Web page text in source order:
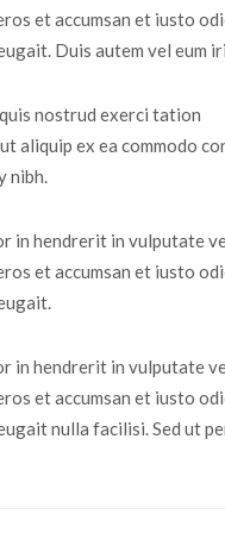
et accumsan et iusto
Duis autem vel eum
nostrud exerci tation
aliquip ex ea commodo
nibh.
in hendrerit in vulputate
et accumsan et iusto
in hendrerit in vulputate
et accumsan et iusto
nulla facilisi. Sed ut